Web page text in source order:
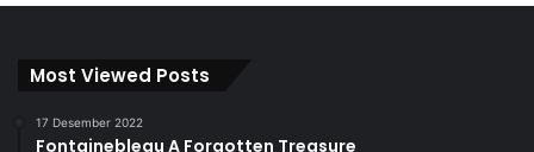
Most Viewed Posts
17 Desember 2022
Fontainebleau A Forgotten Treasure